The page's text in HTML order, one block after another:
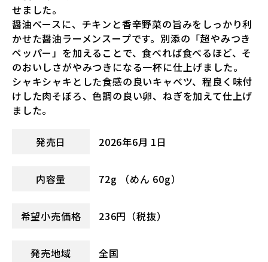
せました。
醤油ベースに、チキンと香辛野菜の旨みをしっかり利
かせた醤油ラーメンスープです。別添の「超やみつき
ペッパー」を加えることで、食べれば食べるほど、そ
のおいしさがやみつきになる一杯に仕上げました。
シャキシャキとした食感の良いキャベツ、程良く味付
けした肉そぼろ、色調の良い卵、ねぎを加えて仕上げ
ました。
発売日 2026年6月 1日
内容量 72g （めん 60g）
希望小売価格 236円（税抜）
発売地域 全国